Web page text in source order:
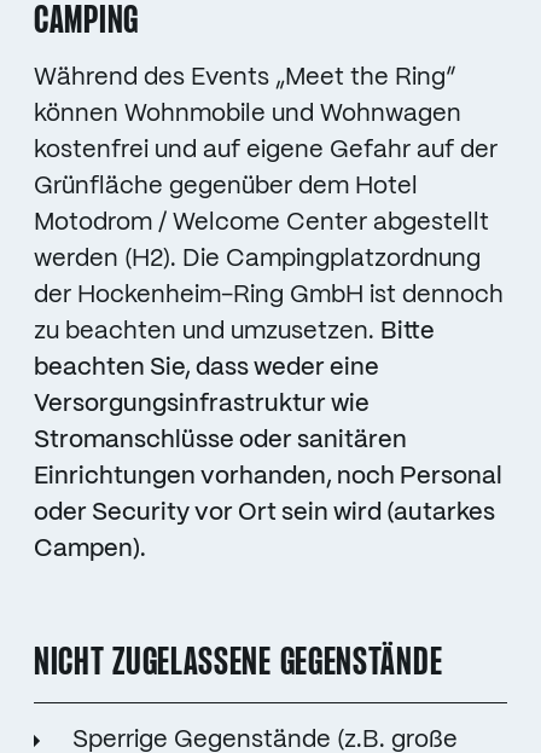
CAMPING
Während des Events „Meet the Ring“
können Wohnmobile und Wohnwagen
kostenfrei und auf eigene Gefahr auf der
Grünfläche gegenüber dem Hotel
Motodrom / Welcome Center abgestellt
werden (H2). Die Campingplatzordnung
der Hockenheim-Ring GmbH ist dennoch
zu beachten und umzusetzen. Bitte
beachten Sie, dass weder eine
Versorgungsinfrastruktur wie
Stromanschlüsse oder sanitären
Einrichtungen vorhanden, noch Personal
oder Security vor Ort sein wird (autarkes
Campen).
NICHT ZUGELASSENE GEGENSTÄNDE
Sperrige Gegenstände (z.B. große